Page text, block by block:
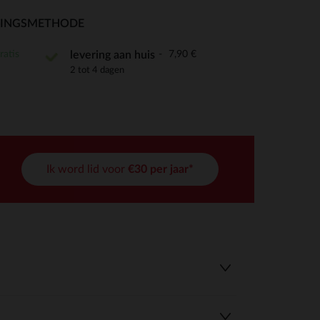
aan te passen en te beheren, en zorgt ervoor dat aan
levering aan huis 7,90 €
2 tot 4 dagen
Ik word lid voor €30 per jaar*